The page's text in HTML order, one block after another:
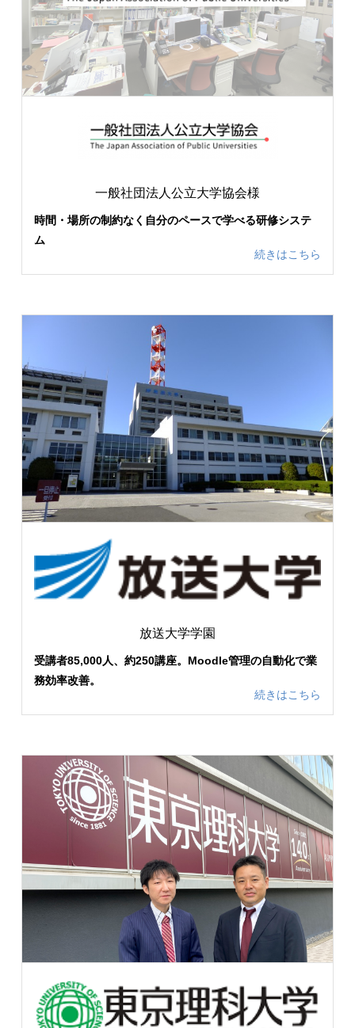
一般社団法人公立大学協会様
時間・場所の制約なく自分のペースで学べる研修システ
ム
続きはこちら
放送大学学園
受講者85,000人、約250講座。Moodle管理の自動化で業
務効率改善。
続きはこちら